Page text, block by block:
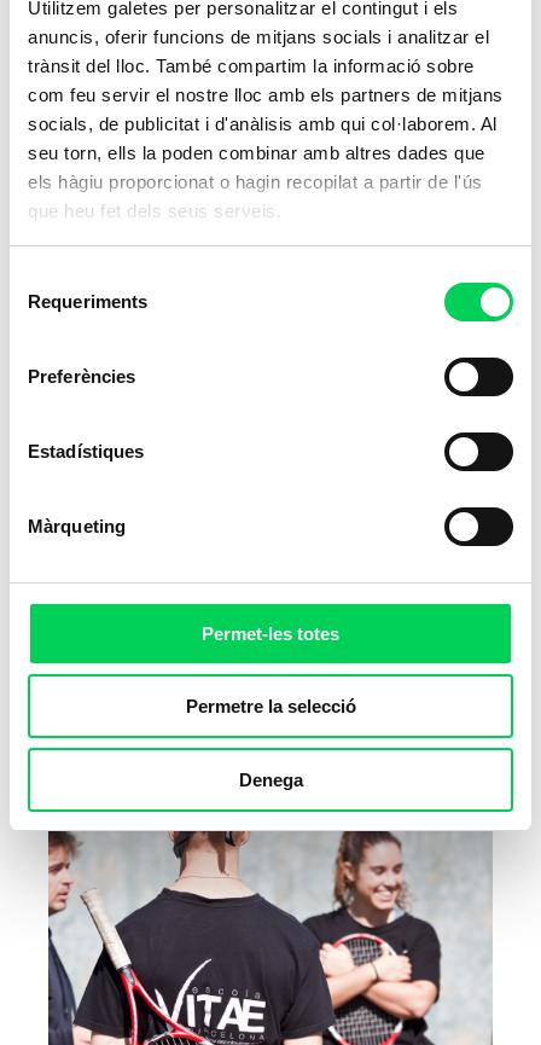
Utilitzem galetes per personalitzar el contingut i els
anuncis, oferir funcions de mitjans socials i analitzar el
trànsit del lloc. També compartim la informació sobre
com feu servir el nostre lloc amb els partners de mitjans
socials, de publicitat i d'anàlisis amb qui col·laborem. Al
seu torn, ells la poden combinar amb altres dades que
els hàgiu proporcionat o hagin recopilat a partir de l'ús
que heu fet dels seus serveis.
Requeriments
Preferències
Estadístiques
Màrqueting
Permet-les totes
Permetre la selecció
Denega
El curs s’acaba: estàs preparat? En primer lloc,
volem aprofitar l’ocasió per felicitar tots els
alumnes del Grau Superior EAS que, malgrat
les condicions tan
MOTIVAR
Moltes vegades, en el nostre dia a dia, ens
deixem emportar per